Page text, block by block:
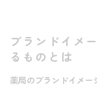
ブランドイメ
るものとは
薬局のブランドイメー